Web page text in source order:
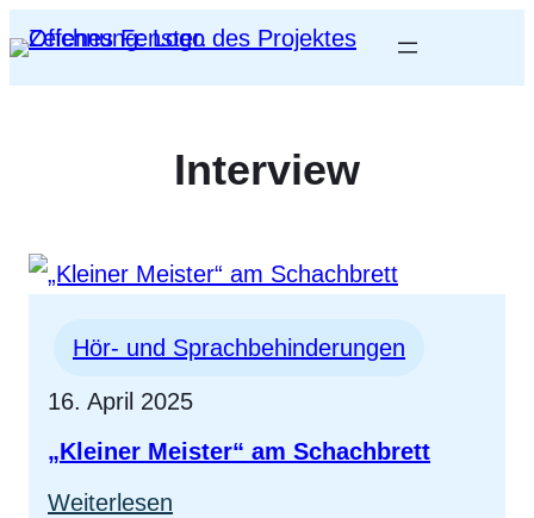
Interview
Hör- und Sprachbehinderungen
16. April 2025
„Kleiner Meister“ am Schachbrett
Weiterlesen